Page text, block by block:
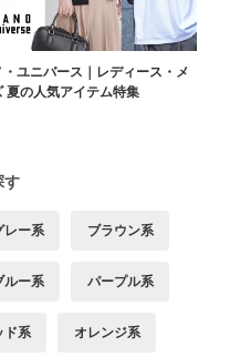
・ユニバース｜レディース・メ
夏の人気アイテム特集
す
レー系 ブラウン系
ルー系 パープル系
ド系 オレンジ系